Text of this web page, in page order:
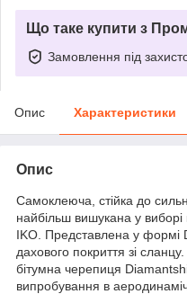
Що таке купити з
Замовлення під
Опис Характеристики
Опис
Самоклеюча, стійка до
найбільш вишукана у виборі
IKO. Представлена у формі
дахового покриття зі
бітумна черепиця
випробування в